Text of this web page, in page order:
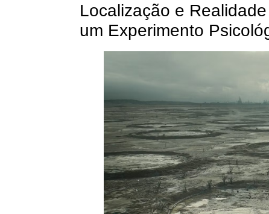
Localização e
um Experimento